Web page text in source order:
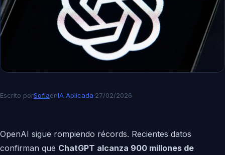
Escrito porSofiaenIA Aplicada·27/02/2026
OpenAI sigue rompiendo récords. Recientes datos
confirman que ChatGPT alcanza 900 millones de